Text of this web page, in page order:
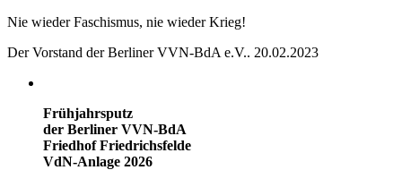
Nie wieder Faschismus, nie wieder Krieg!
Der Vorstand der Berliner VVN-BdA e.V.. 20.02.2023
Frühjahrsputz
der Berliner VVN-BdA
Friedhof Friedrichsfelde
VdN-Anlage 2026